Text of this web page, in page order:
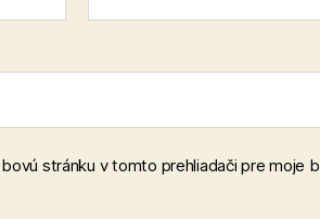
stránku v tomto prehliadači pre moje